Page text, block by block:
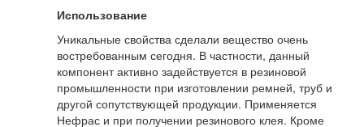
Использование
Уникальные свойства сделали вещество очень
востребованным сегодня. В частности, данный
компонент активно задействуется в резиновой
промышленности при изготовлении ремней, труб и
другой сопутствующей продукции. Применяется
Нефрас и при получении резинового клея. Кроме